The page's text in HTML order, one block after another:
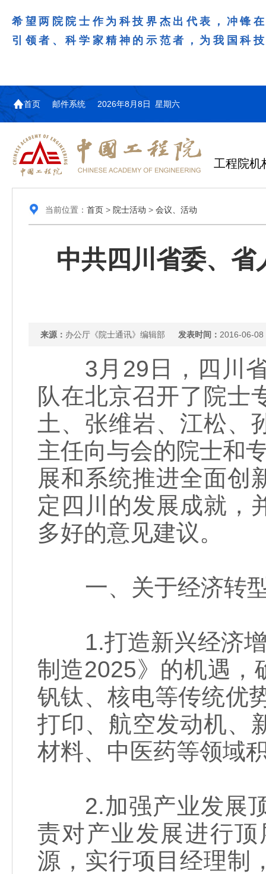
希望两院院士作为科技界杰出代表，冲锋
引领者、科学家精神的示范者，为我国科
首页 邮件系统 2026年8月8日 星期六
工程院机
当前位置： 首页> 院士活动 > 会议、活动
中共四川省委、
来源： 办公厅《院士通讯》编辑部 发表时间： 2016-06-08
3月29日，四川省
队在北京召开了院士
土、张维岩、江松、
主任向与会的院士和
展和系统推进全面创
定四川的发展成就，
多好的意见建议。
一、关于经济转
1.打造新兴经济增
制造2025》的机遇，
钒钛、核电等传统优
打印、航空发动机、
材料、中医药等领域
2.加强产业发展顶
责对产业发展进行
源，实行项目经理制